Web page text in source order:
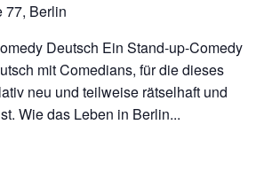
77, Berlin
Deutsch Ein Stand-up-Comedy
mit Comedians, für die dieses
neu und teilweise rätselhaft und
Wie das Leben in Berlin...